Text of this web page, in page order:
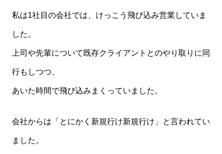
私は1社目の会社では、けっこう飛び込み営業していま
した。
上司や先輩について既存クライアントとのやり取りに同
行もしつつ、
あいた時間で飛び込みまくっていました。
会社からは「とにかく新規行け新規行け」と言われてい
ました。